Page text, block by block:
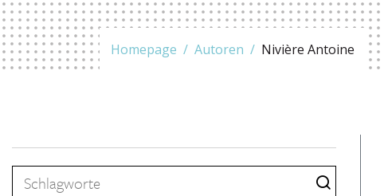
Homepage Autoren Nivière Antoine